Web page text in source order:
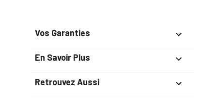
Vos Garanties 
En Savoir Plus 
Retrouvez Aussi 